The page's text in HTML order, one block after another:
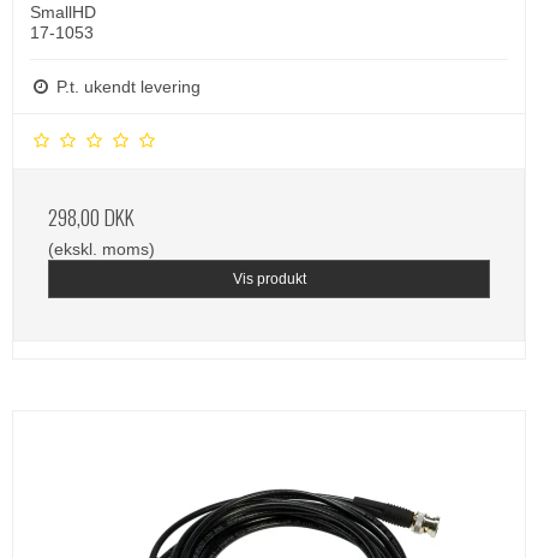
SmallHD
17-1053
P.t. ukendt levering
298,00 DKK
(ekskl. moms)
Vis produkt